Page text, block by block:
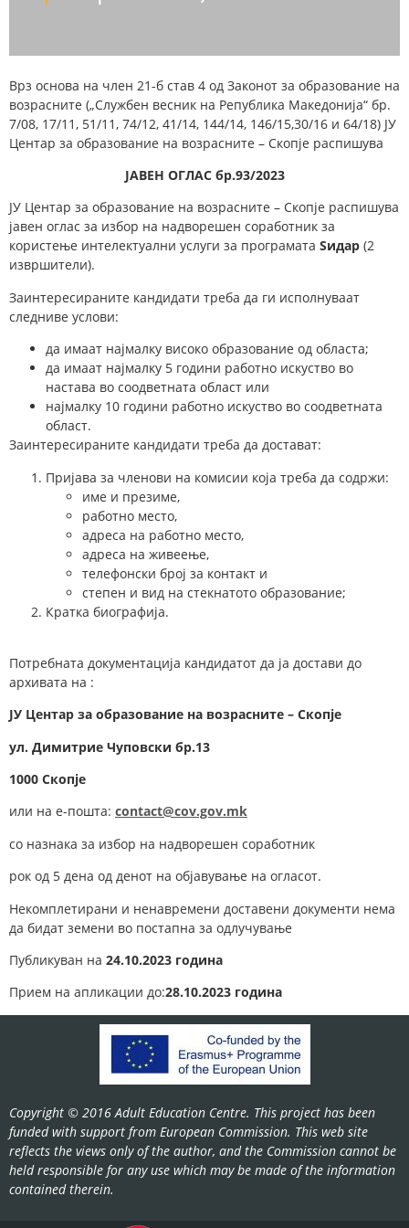
Врз основа на член 21-б став 4 од Законот за образование на
возрасните („Службен весник на Република Македонија“ бр.
7/08, 17/11, 51/11, 74/12, 41/14, 144/14, 146/15,30/16 и 64/18) ЈУ
Центар за образование на возрасните – Скопје распишува
ЈАВЕН ОГЛАС бр.93/2023
ЈУ Центар за образование на возрасните – Скопје распишува
јавен оглас за избор на надворешен соработник за
користење интелектуални услуги за програмата Ѕидар (2
извршители).
Заинтересираните кандидати треба да ги исполнуваат
следниве услови:
да имаат најмалку високо образование од областа;
да имаат најмалку 5 години работно искуство во
настава во соодветната област или
најмалку 10 години работно искуство во соодветната
област.
Заинтересираните кандидати треба да достават:
Пријава за членови на комисии која треба да содржи:
име и презиме,
работно место,
адреса на работно место,
адреса на живеење,
телефонски број за контакт и
степен и вид на стекнатото образование;
Кратка биографија.
Потребната документација кандидатот да ја достави до
архивата на :
ЈУ Центар за образование на возрасните – Скопје
ул. Димитрие Чуповски бр.13
1000 Скопје
или на е-пошта: contact@cov.gov.mk
со назнака за избор на надворешен соработник
рок од 5 дена од денот на објавување на огласот.
Некомплетирани и ненавремени доставени документи нема
да бидат земени во постапна за одлучување
Публикуван на 24.10.2023 година
Прием на апликации до:28.10.2023 година
Copyright © 2016 Adult Education Centre. This project has been
funded with support from European Commission. This web site
reflects the views only of the author, and the Commission cannot be
held responsible for any use which may be made of the information
contained therein.